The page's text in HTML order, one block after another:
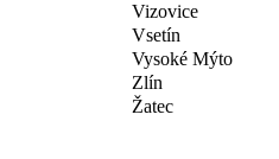
Vizovice
Vsetín
Vysoké Mýto
Zlín
Žatec